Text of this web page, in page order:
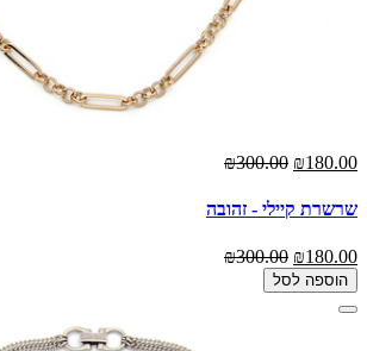
₪180.00
₪300.00
שרשרת קיילי - זהובה
₪180.00
₪300.00
הוספה לסל